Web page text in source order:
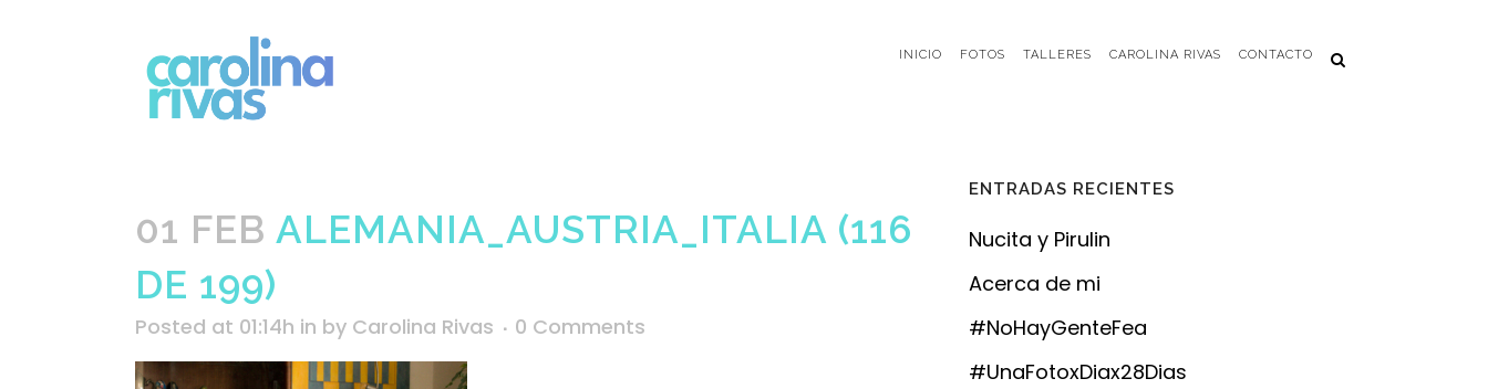
INICIO FOTOS TALLERES CAROLINA RIVAS CONTACTO
01 FEB ALEMANIA_AUSTRIA_ITALIA (116
DE 199)
Posted at 01:14h in by Carolina Rivas 0 Comments
ENTRADAS RECIENTES
Nucita y Pirulin
Acerca de mi
#NoHayGenteFea
#UnaFotoxDiax28Dias